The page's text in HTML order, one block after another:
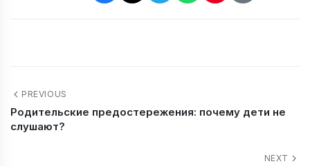
PREVIOUS
Родительские предостережения: почему дети не
слушают?
NEXT